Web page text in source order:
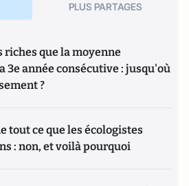
PLUS PARTAGES
riches que la moyenne
3e année consécutive : jusqu'où
?
tout ce que les écologistes
: non, et voilà pourquoi